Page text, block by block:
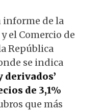
informe de la
el Comercio de
República
se indica
derivados’
de 3,1%
que más